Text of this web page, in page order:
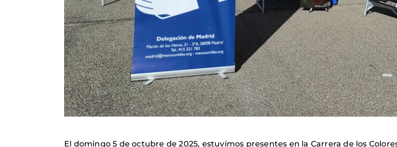
El domingo 5 de octubre de 2025, estuvimos presentes en la Carrera de los